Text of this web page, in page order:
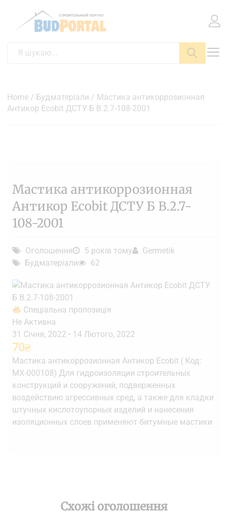
Home / Будматеріали / Мастика антикоррозионная
Антикор Ecobit ДСТУ Б В.2.7-108-2001
Мастика антикоррозионная
Антикор Ecobit ДСТУ Б В.2.7-
108-2001
Оголошення 5 років тому
Germetik
Будматеріали
62
Спеціальна пропозиція
Не Активна
31 Січня, 2022 • 14 Лютого, 2022
70₴
Мастика антикоррозионная Антикор Ecobit ( Код:
МХ-000108) Для гидроизоляции строительных
конструкций и сооружений, подверженных
воздействию агрессивных сред, а также для кладки
штучных кислотоупорных изделий и нанесения
изоляционных слоев применяют битумные мастики
Схожі оголошення